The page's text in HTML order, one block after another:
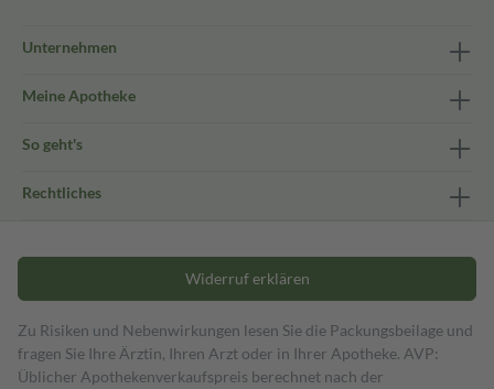
Unternehmen
Meine Apotheke
So geht's
Rechtliches
Widerruf erklären
Zu Risiken und Nebenwirkungen lesen Sie die Packungsbeilage und
fragen Sie Ihre Ärztin, Ihren Arzt oder in Ihrer Apotheke. AVP:
Üblicher Apothekenverkaufspreis berechnet nach der